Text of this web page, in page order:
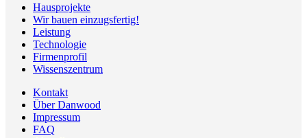
Hausprojekte
Wir bauen einzugsfertig!
Leistung
Technologie
Firmenprofil
Wissenszentrum
Kontakt
Über Danwood
Impressum
FAQ